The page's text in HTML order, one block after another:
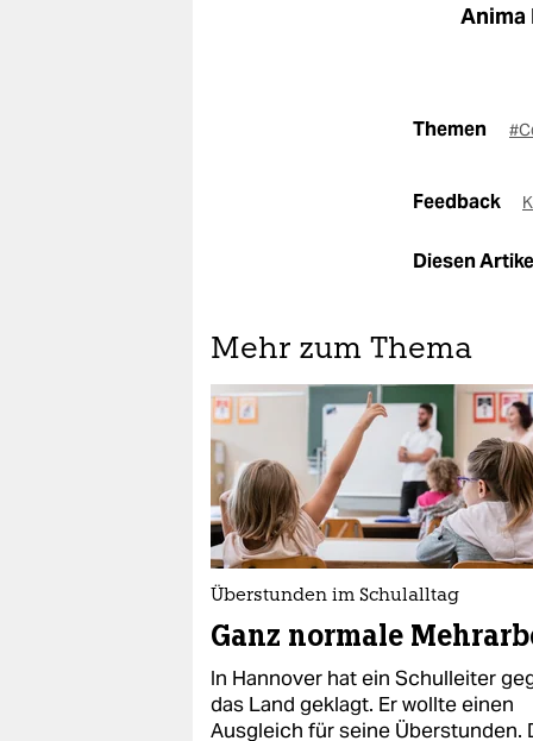
Anima
Themen
Feedback
Diesen
Mehr zum Thema
Überstunden im Schulalltag
Ganz normale
In Hannover hat ein Schulleiter
das Land geklagt. Er wollte einen
Ausgleich für seine Überstunden.